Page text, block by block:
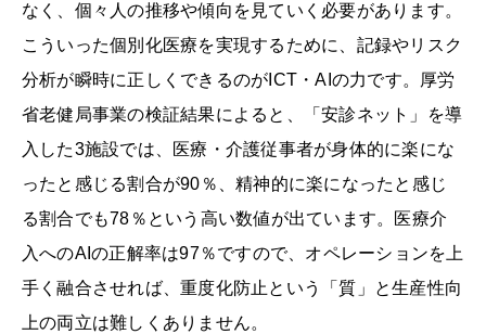
なく、個々人の推移や傾向を見ていく必要があります。
こういった個別化医療を実現するために、記録やリスク
分析が瞬時に正しくできるのがICT・AIの力です。厚労
省老健局事業の検証結果によると、「安診ネット」を導
入した3施設では、医療・介護従事者が身体的に楽にな
ったと感じる割合が90％、精神的に楽になったと感じ
る割合でも78％という高い数値が出ています。医療介
入へのAIの正解率は97％ですので、オペレーションを上
手く融合させれば、重度化防止という「質」と生産性向
上の両立は難しくありません。